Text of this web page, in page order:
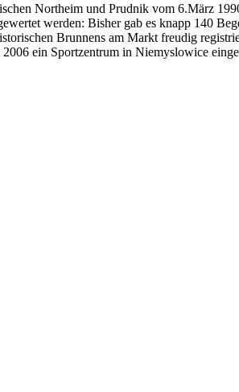
Northeim und Prudnik vom 6.März
werden: Bisher gab es knapp 140
Brunnens am Markt freudig
ein Sportzentrum in Niemyslowice